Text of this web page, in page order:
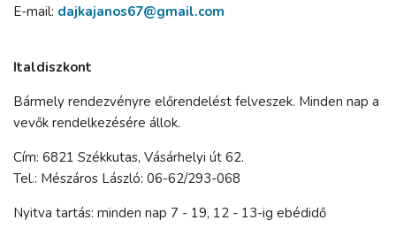
E-mail: dajkajanos67@gmail.com
Italdiszkont
Bármely rendezvényre előrendelést felveszek. Minden nap a
vevők rendelkezésére állok.
Cím: 6821 Székkutas, Vásárhelyi út 62.
Tel.: Mészáros László: 06-62/293-068
Nyitva tartás: minden nap 7 - 19, 12 - 13-ig ebédidő